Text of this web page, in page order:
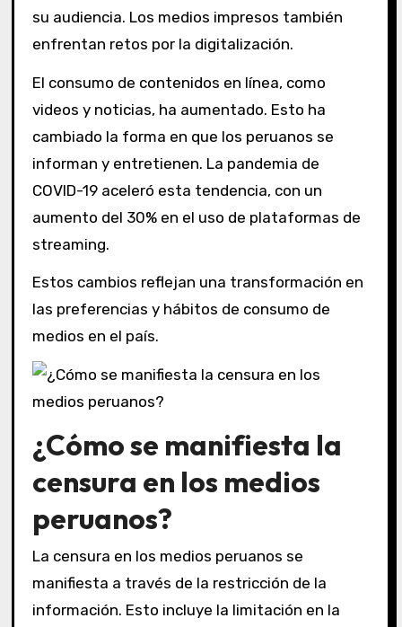
su audiencia. Los medios impresos también
enfrentan retos por la digitalización.
El consumo de contenidos en línea, como
videos y noticias, ha aumentado. Esto ha
cambiado la forma en que los peruanos se
informan y entretienen. La pandemia de
COVID-19 aceleró esta tendencia, con un
aumento del 30% en el uso de plataformas de
streaming.
Estos cambios reflejan una transformación en
las preferencias y hábitos de consumo de
medios en el país.
¿Cómo se manifiesta la
censura en los medios
peruanos?
La censura en los medios peruanos se
manifiesta a través de la restricción de la
información. Esto incluye la limitación en la